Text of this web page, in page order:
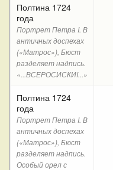
Полтина 1724
года
Портрет Петра I. В
античных доспехах
(«Матрос»), Бюст
разделяет надпись.
«...ВСЕРОСИСКИI...»
Полтина 1724
года
Портрет Петра I. В
античных доспехах
(«Матрос»), Бюст
разделяет надпись.
Особый орел с